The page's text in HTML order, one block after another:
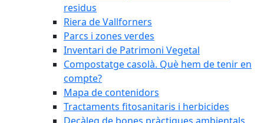
residus
Riera de Vallforners
Parcs i zones verdes
Inventari de Patrimoni Vegetal
Compostatge casolà. Què hem de tenir en
compte?
Mapa de contenidors
Tractaments fitosanitaris i herbicides